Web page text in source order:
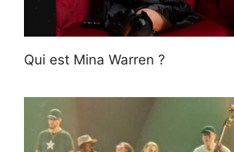
Qui est Mina Warren ?